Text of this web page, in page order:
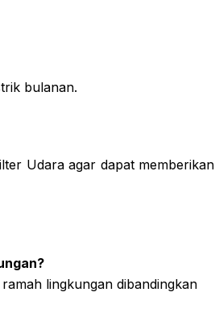
bulanan.
Udara agar dapat memberikan
lingkungan dibandingkan